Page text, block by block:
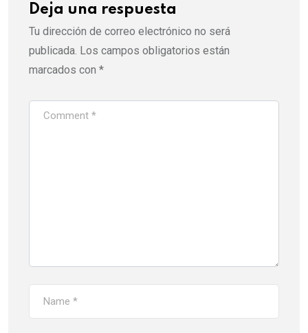
Deja una respuesta
Tu dirección de correo electrónico no será
publicada. Los campos obligatorios están
marcados con *